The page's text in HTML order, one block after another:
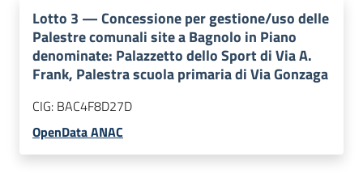
Lotto 3 —Concessione per gestione/uso delle
Palestre comunali site a Bagnolo in Piano
denominate: Palazzetto dello Sport di Via A.
Frank, Palestra scuola primaria di Via Gonzaga
CIG: BAC4F8D27D
OpenData ANAC